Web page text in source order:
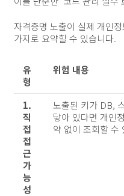
자격증명 노출이 실제 개인
가지로 요약할 수 있습니다.
유
형
위험 내용
1.
직
접
접
근
가
능
성
노출된 키가 DB,
닿아 있다면 개인
약 없이 조회할 수